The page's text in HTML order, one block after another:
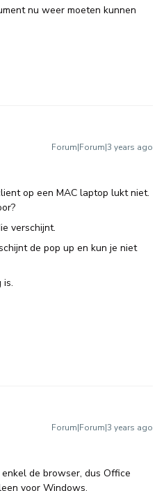
nu weer moeten kunnen
Forum|Forum|3 years ago
op een MAC laptop lukt niet.
verschijnt.
de pop up en kun je niet
is.
Forum|Forum|3 years ago
de browser, dus Office
voor Windows.